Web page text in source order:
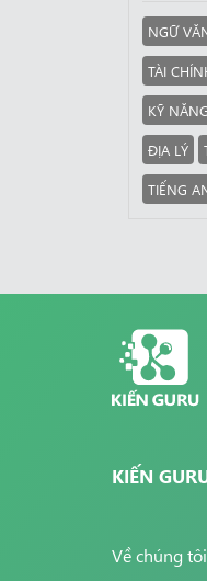
NGỮ
TÀI
KỸ
ĐỊA LÝ
TIẾNG
KIẾN
Về chúng tôi